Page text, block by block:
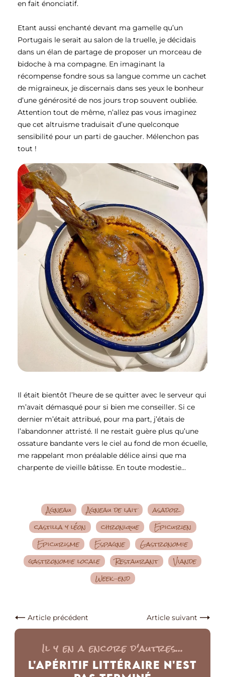
en fait énonciatif.
Etant aussi enchanté devant ma gamelle qu’un
Portugais le serait au salon de la truelle, je décidais
dans un élan de partage de proposer un morceau de
bidoche à ma compagne. En imaginant la
récompense fondre sous sa langue comme un cachet
de migraineux, je discernais dans ses yeux le bonheur
d’une générosité de nos jours trop souvent oubliée.
Attention tout de même, n’allez pas vous imaginez
que cet altruisme traduisait d’une quelconque
sensibilité pour un parti de gaucher. Mélenchon pas
tout !
Il était bientôt l’heure de se quitter avec le serveur qui
m’avait démasqué pour si bien me conseiller. Si ce
dernier m’était attribué, pour ma part, j’étais de
l’abandonner attristé. Il ne restait guère plus qu’une
ossature bandante vers le ciel au fond de mon écuelle,
me rappelant mon préalable délice ainsi que ma
charpente de vieille bâtisse. En toute modestie…
Agneau Agneau de lait
asador
castilla y léon
chronique
Epicurien
Epicurisme
Espagne
Gastronomie
gastronomie locale
Restaurant
Viande
Week-end
Article précédent Article suivant
Il y en a encore d'autres...
L'Apéritif Littéraire n'est